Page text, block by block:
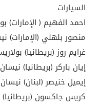
السيارات
احمد الفهيم ( الإمارات)
منصور بلهلي (الإمارات) نيسان
غرايم روز (بريطانيا) بولاريس
إيان باركر (بريطانيا) نيسان تي1
إيميل خنيصر (لبنان) نيسان
كريس جاكسون (بريطانيا) كان